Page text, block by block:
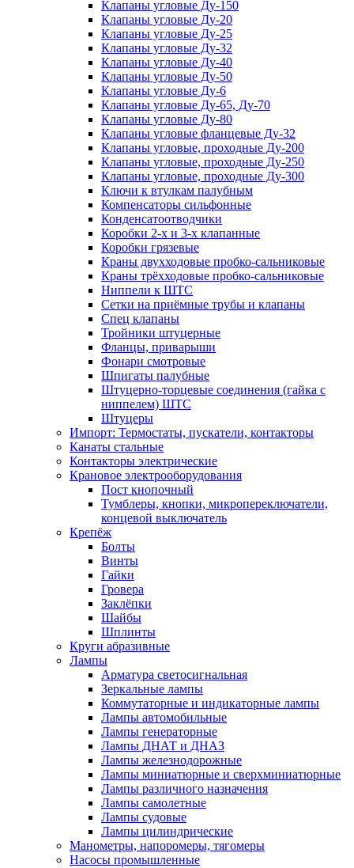
Клапаны угловые Ду-150
Клапаны угловые Ду-20
Клапаны угловые Ду-25
Клапаны угловые Ду-32
Клапаны угловые Ду-40
Клапаны угловые Ду-50
Клапаны угловые Ду-6
Клапаны угловые Ду-65, Ду-70
Клапаны угловые Ду-80
Клапаны угловые фланцевые Ду-32
Клапаны угловые, проходные Ду-200
Клапаны угловые, проходные Ду-250
Клапаны угловые, проходные Ду-300
Ключи к втулкам палубным
Компенсаторы сильфонные
Конденсатоотводчики
Коробки 2-х и 3-х клапанные
Коробки грязевые
Краны двухходовые пробко-сальниковые
Краны трёхходовые пробко-сальниковые
Ниппели к ШТС
Сетки на приёмные трубы и клапаны
Спец клапаны
Тройники штуцерные
Фланцы, приварыши
Фонари смотровые
Шпигаты палубные
Штуцерно-торцевые соединения (гайка с
ниппелем) ШТС
Штуцеры
Импорт: Термостаты, пускатели, контакторы
Канаты стальные
Контакторы электрические
Крановое электрооборудования
Пост кнопочный
Тумблеры, кнопки, микропереключатели,
концевой выключатель
Крепёж
Болты
Винты
Гайки
Гровера
Заклёпки
Шайбы
Шплинты
Круги абразивные
Лампы
Арматура светосигнальная
Зеркальные лампы
Коммутаторные и индикаторные лампы
Лампы автомобильные
Лампы генераторные
Лампы ДНАТ и ДНАЗ
Лампы железнодорожные
Лампы миниатюрные и сверхминиатюрные
Лампы различного назначения
Лампы самолетные
Лампы судовые
Лампы цилиндрические
Манометры, напоромеры, тягомеры
Насосы промышленные